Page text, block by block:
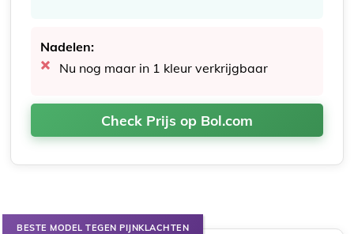
Nadelen:
Nu nog maar in 1 kleur verkrijgbaar
Check Prijs op Bol.com
BESTE MODEL TEGEN PIJNKLACHTEN